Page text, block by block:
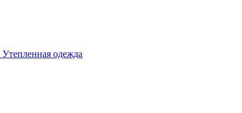
Утепленная одежда